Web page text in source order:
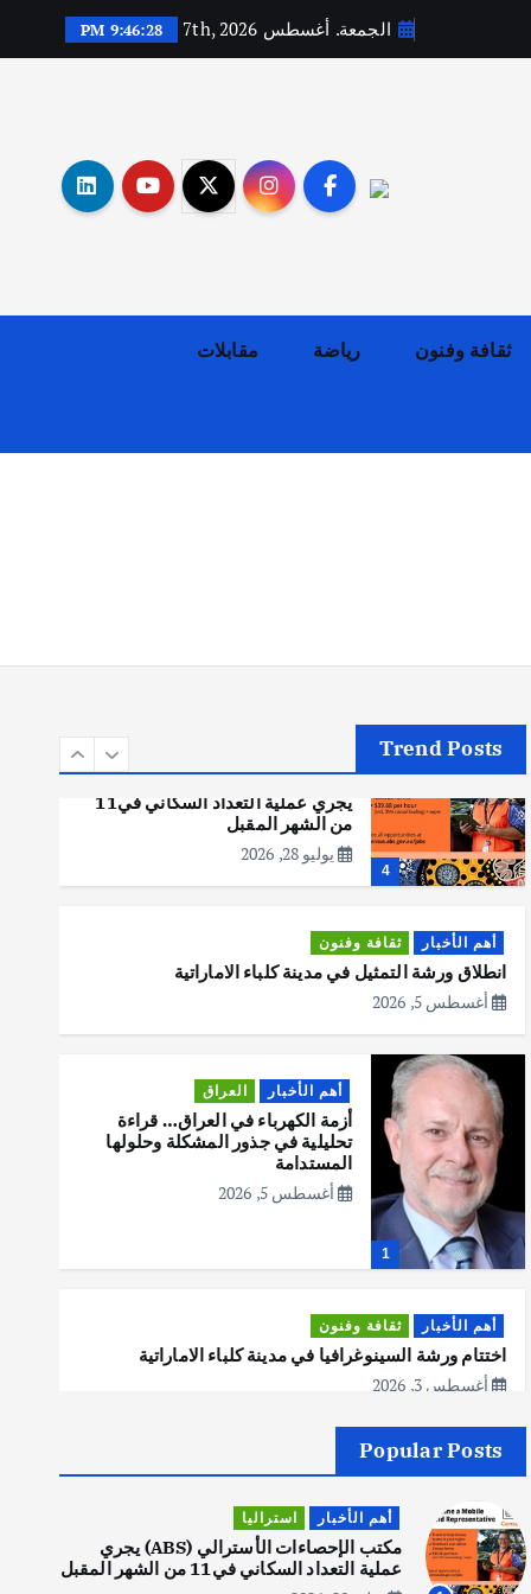
الجمعة. أغسطس 7th, 2026 9:46:30 PM
ثقافة وفنون رياضة مقابلات
Trend Posts
يوليو 30, 2026
4
مكتب الإحصاءات الأسترالي (ABS)
يجري عملية التعداد السكاني في11
من الشهر المقبل
يوليو 28, 2026
أهم الأخبار ثقافة وفنون
انطلاق ورشة التمثيل في مدينة كلباء الاماراتية
أغسطس 5, 2026
1
أهم الأخبار العراق
أزمة الكهرباء في العراق… قراءة
تحليلية في جذور المشكلة وحلولها
المستدامة
أغسطس 5, 2026
أهم الأخبار ثقافة وفنون
اختتام ورشة السينوغرافيا في مدينة كلباء الاماراتية
أغسطس 3, 2026
أهم الأخبار جاليات غير مصنف
قصة نجاح العراقي عمر الشمري الذي
اصبح بطلاً لأستراليا بلعبة كمال
الاجسام
يوليو 30, 2026
Popular Posts
أهم الأخبار استراليا
مكتب الإحصاءات الأسترالي (ABS) يجري
عملية التعداد السكاني في11 من الشهر المقبل